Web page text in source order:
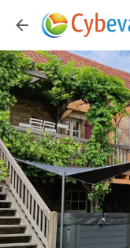
Photos Équipements